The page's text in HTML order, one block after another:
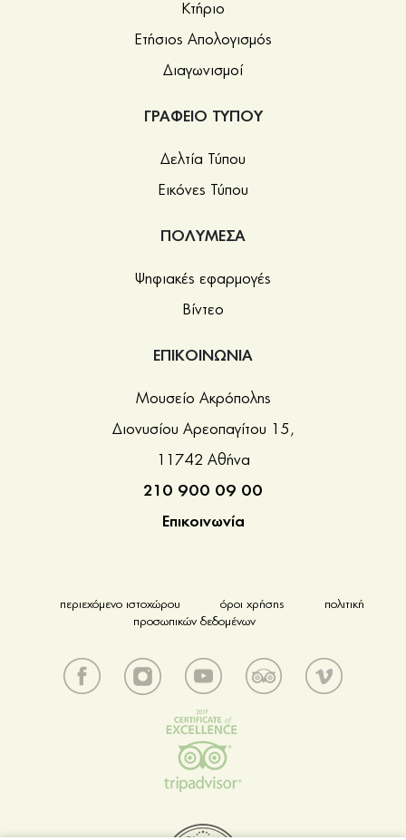
Κτήριο
Ετήσιος Απολογισμός
Διαγωνισμοί
ΓΡΑΦΕΙΟ ΤΥΠΟΥ
Δελτία Τύπου
Εικόνες Τύπου
ΠΟΛΥΜΕΣΑ
Ψηφιακές εφαρμογές
Βίντεο
ΕΠΙΚΟΙΝΩΝΙΑ
Μουσείο Ακρόπολης
Διονυσίου Αρεοπαγίτου 15,
11742 Αθήνα
210 900 09 00
Επικοινωνία
περιεχόμενο ιστοχώρου όροι χρήσης
πολιτική
προσωπικών δεδομένων